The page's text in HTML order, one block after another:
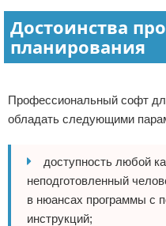
Достоинства
планирования
Профессиональный софт
обладать следующими
доступность любой
неподготовленный
в нюансах программы с
инструкций;